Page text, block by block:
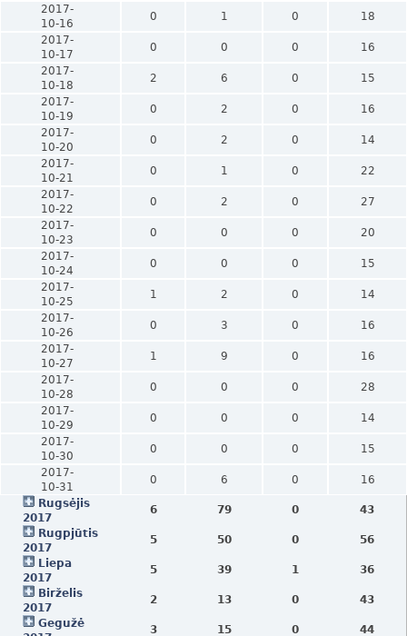
2017-
10-16
0 1 0
18
2017-
10-17
0 0 0
16
2017-
10-18
2 6 0
15
2017-
10-19
0 2 0
16
2017-
10-20
0 2 0
14
2017-
10-21
0 1 0
22
2017-
10-22
0 2 0
27
2017-
10-23
0 0 0
20
2017-
10-24
0 0 0
15
2017-
10-25
1 2 0
14
2017-
10-26
0 3 0
16
2017-
10-27
1 9 0
16
2017-
10-28
0 0 0
28
2017-
10-29
0 0 0
14
2017-
10-30
0 0 0
15
2017-
10-31
0 6 0
16
Rugsėjis
2017
6 79 0
43
Rugpjūtis
2017
5 50 0
56
Liepa
2017
5 39 1
36
Birželis
2017
2 13 0
43
Gegužė
3 15 0 44